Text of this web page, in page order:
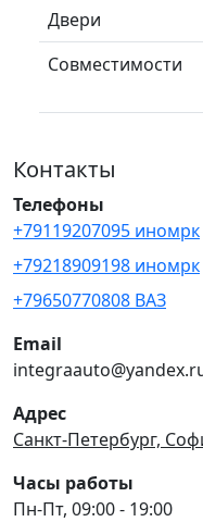
Двери
Совместимости
Контакты
Телефоны
+79119207095 иномрк
+79218909198 иномрк
+79650770808 ВАЗ
Email
Адрес
Санкт-Петербург,
Часы работы
Пн-Пт, 09:00 - 19:00